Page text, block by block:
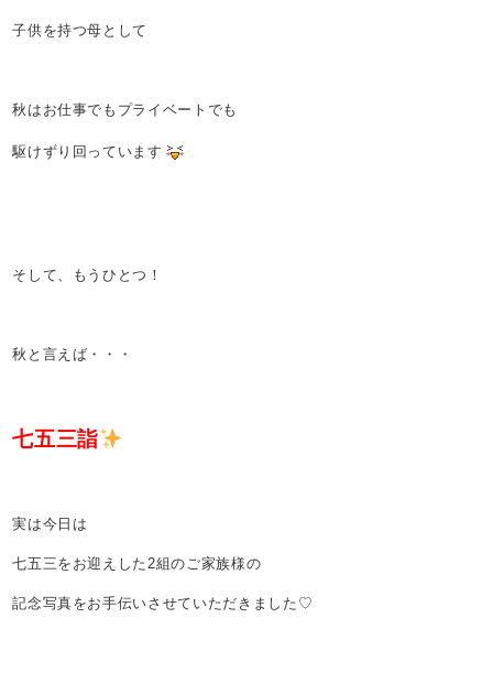
子供を持つ母として
秋はお仕事でもプライベートでも
駆けずり回っています
そして、もうひとつ！
秋と言えば・・・
七五三詣
実は今日は
七五三をお迎えした2組のご家族様の
記念写真をお手伝いさせていただきました♡